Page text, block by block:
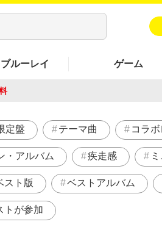
ルーレイ ゲーム
定盤 テーマ曲 コラ
・アルバム 疾走感
スト版 ベストアルバム
トが参加